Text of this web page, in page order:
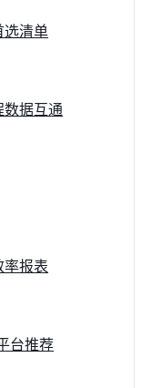
选清单
数据互通
率报表
台推荐